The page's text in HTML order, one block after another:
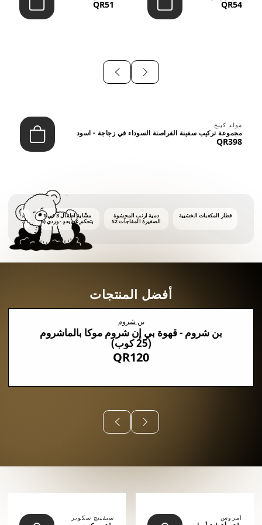
QR54
QR51
مولد كينج
مجموعة تركيب سفينة القراصنة السوداء في زجاجة - اسود
QR398
قطار المكعبات الخشبية
دمية أرنب المحشوة
الصغيرة المفاجآت S2
مشّاية أطفال 3 في 1
بتحكم عن بعد - وردي (6
أشهر فأكثر)
ماكينة
أفضل المنتجات
بن شروم
بن شروم - قهوة بي إن شروم موكا بالماشروم
(25 كوب)
QR120
امروس سيفينج سكوير